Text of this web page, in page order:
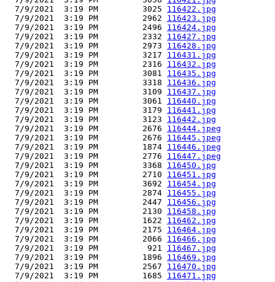
  7/9/2021  3:19 PM         3025
116422.jpg
  7/9/2021  3:19 PM         2962
116423.jpg
  7/9/2021  3:19 PM         2496
116424.jpg
  7/9/2021  3:19 PM         2332
116427.jpg
  7/9/2021  3:19 PM         2973
116428.jpg
  7/9/2021  3:19 PM         3217
116431.jpg
  7/9/2021  3:19 PM         2316
116432.jpg
  7/9/2021  3:19 PM         3081
116435.jpg
  7/9/2021  3:19 PM         3318
116436.jpg
  7/9/2021  3:19 PM         3109
116437.jpg
  7/9/2021  3:19 PM         3061
116440.jpg
  7/9/2021  3:19 PM         3179
116441.jpg
  7/9/2021  3:19 PM         3123
116442.jpg
  7/9/2021  3:19 PM         2676
116444.jpeg
  7/9/2021  3:19 PM         2676
116445.jpeg
  7/9/2021  3:19 PM         1874
116446.jpeg
  7/9/2021  3:19 PM         2776
116447.jpeg
  7/9/2021  3:19 PM         3368
116450.jpg
  7/9/2021  3:19 PM         2710
116451.jpg
  7/9/2021  3:19 PM         3692
116454.jpg
  7/9/2021  3:19 PM         2874
116455.jpg
  7/9/2021  3:19 PM         2447
116456.jpg
  7/9/2021  3:19 PM         2130
116458.jpg
  7/9/2021  3:19 PM         1622
116462.jpg
  7/9/2021  3:19 PM         2175
116464.jpg
  7/9/2021  3:19 PM         2066
116466.jpg
  7/9/2021  3:19 PM          921
116467.jpg
  7/9/2021  3:19 PM         1896
116469.jpg
  7/9/2021  3:19 PM         2567
116470.jpg
  7/9/2021  3:19 PM         1685
116471.jpg